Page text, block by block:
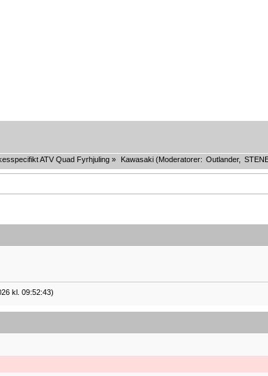
ATV Quad Fyrhjuling» Kawasaki(Moderatorer: Outlander,
kl. 09:52:43)